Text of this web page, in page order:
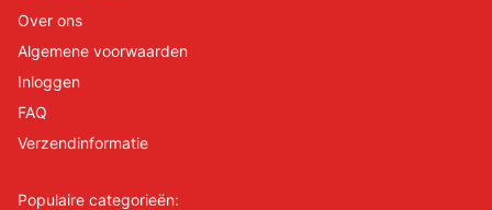
Over ons
Algemene voorwaarden
Inloggen
FAQ
Verzendinformatie
Populaire categorieën: